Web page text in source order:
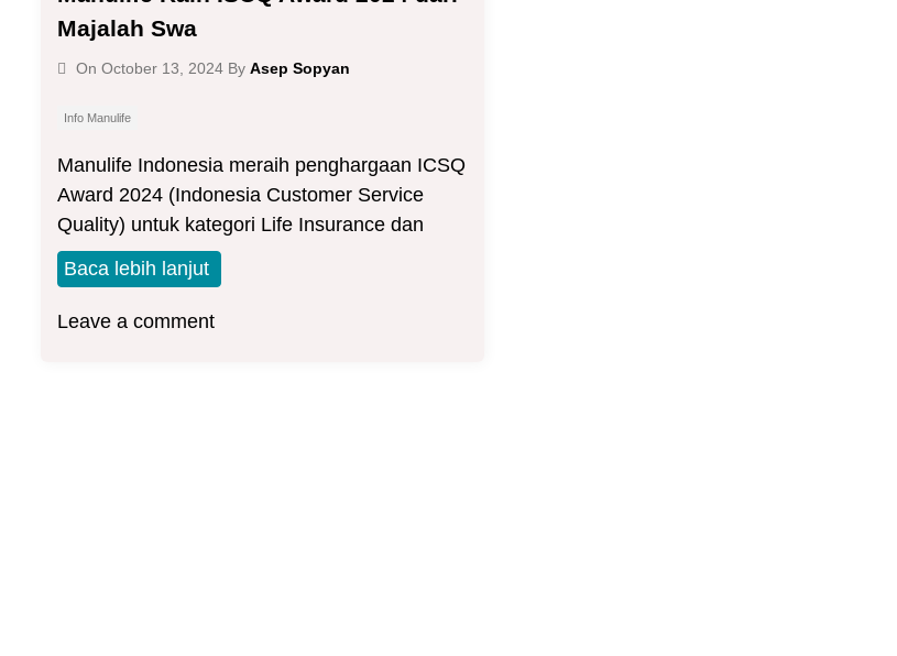
Majalah Swa
On October 13, 2024 By Asep Sopyan
Info Manulife
Manulife Indonesia meraih penghargaan ICSQ
Award 2024 (Indonesia Customer Service
Quality) untuk kategori Life Insurance dan
Baca lebih lanjut
Leave a comment